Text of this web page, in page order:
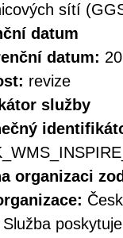
sítí
datum
datum:
revize
služby
organizaci
Služba